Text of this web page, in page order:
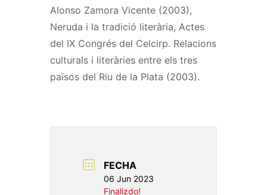
Alonso Zamora Vicente (2003),
Neruda i la tradició literària, Actes
del IX Congrés del Celcirp. Relacions
culturals i literàries entre els tres
països del Riu de la Plata (2003).
FECHA
06 Jun 2023
Finalizdo!